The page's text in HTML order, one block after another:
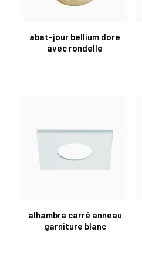
abat-jour bellium dore
avec rondelle
alhambra carré anneau
garniture blanc